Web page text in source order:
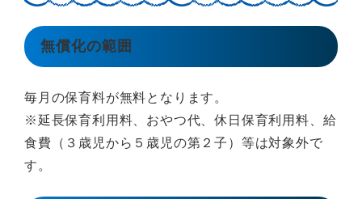
無償化の範囲
毎月の保育料が無料となります。
※延長保育利用料、おやつ代、休日保育利用料、給
食費（３歳児から５歳児の第２子）等は対象外で
す。